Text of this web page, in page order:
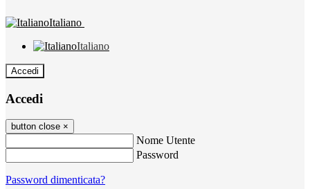
Italiano
Italiano
Accedi
Accedi
button close ×
Nome Utente
Password
Password dimenticata?